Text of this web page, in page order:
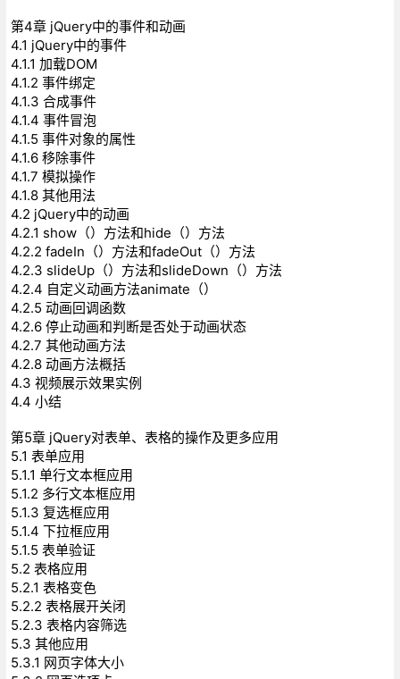
第4章 jQuery中的事件和动画
4.1 jQuery中的事件
4.1.1 加载DOM
4.1.2 事件绑定
4.1.3 合成事件
4.1.4 事件冒泡
4.1.5 事件对象的属性
4.1.6 移除事件
4.1.7 模拟操作
4.1.8 其他用法
4.2 jQuery中的动画
4.2.1 show（）方法和hide（）方法
4.2.2 fadeIn（）方法和fadeOut（）方法
4.2.3 slideUp（）方法和slideDown（）方法
4.2.4 自定义动画方法animate（）
4.2.5 动画回调函数
4.2.6 停止动画和判断是否处于动画状态
4.2.7 其他动画方法
4.2.8 动画方法概括
4.3 视频展示效果实例
4.4 小结
第5章 jQuery对表单、表格的操作及更多应用
5.1 表单应用
5.1.1 单行文本框应用
5.1.2 多行文本框应用
5.1.3 复选框应用
5.1.4 下拉框应用
5.1.5 表单验证
5.2 表格应用
5.2.1 表格变色
5.2.2 表格展开关闭
5.2.3 表格内容筛选
5.3 其他应用
5.3.1 网页字体大小